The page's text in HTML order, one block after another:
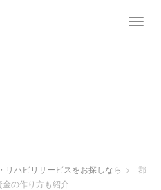
T
a
リハビリサービスをお探しなら
郡
の作り方も紹介